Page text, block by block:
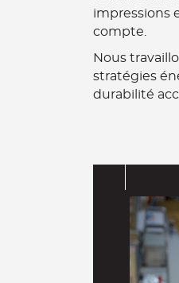
compte.
Nous
stratégies
durabilité